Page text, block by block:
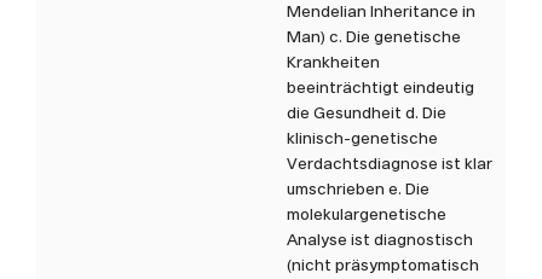
Mendelian Inheritance in
Man) c. Die genetische
Krankheiten
beeinträchtigt eindeutig
die Gesundheit d. Die
klinisch-genetische
Verdachtsdiagnose ist klar
umschrieben e. Die
molekulargenetische
Analyse ist diagnostisch
(nicht präsymptomatisch